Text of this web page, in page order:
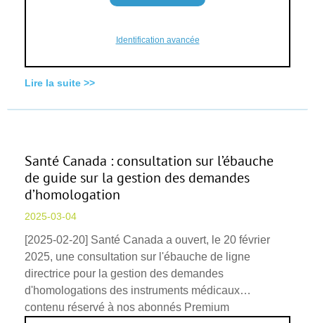
Identification avancée
Lire la suite >>
Santé Canada : consultation sur l’ébauche
de guide sur la gestion des demandes
d’homologation
2025-03-04
[2025-02-20] Santé Canada a ouvert, le 20 février
2025, une consultation sur l'ébauche de ligne
directrice pour la gestion des demandes
d'homologations des instruments médicaux…
contenu réservé à nos abonnés Premium